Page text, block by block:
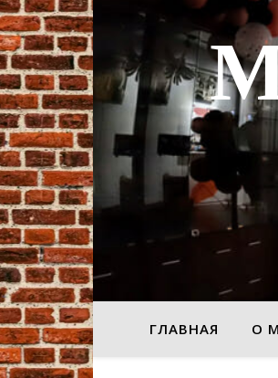
ГЛАВНАЯ О